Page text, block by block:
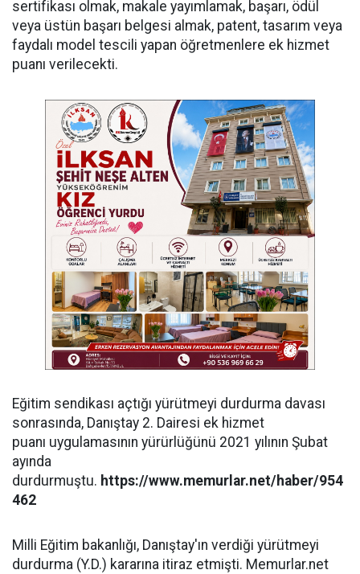
sertifikası olmak, makale yayımlamak, başarı, ödül
veya üstün başarı belgesi almak, patent, tasarım veya
faydalı model tescili yapan öğretmenlere ek hizmet
puanı verilecekti.
Eğitim sendikası açtığı yürütmeyi durdurma davası
sonrasında, Danıştay 2. Dairesi ek hizmet
puanı uygulamasının yürürlüğünü 2021 yılının Şubat
ayında
durdurmuştu. https://www.memurlar.net/haber/954
462
Milli Eğitim bakanlığı, Danıştay'ın verdiği yürütmeyi
durdurma (Y.D.) kararına itiraz etmişti. Memurlar.net